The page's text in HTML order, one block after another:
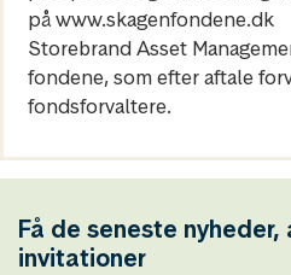
på www.skagenfondene.dk
Storebrand Asset
fondene, som efter aftale
fondsforvaltere.
Få de seneste
invitationer